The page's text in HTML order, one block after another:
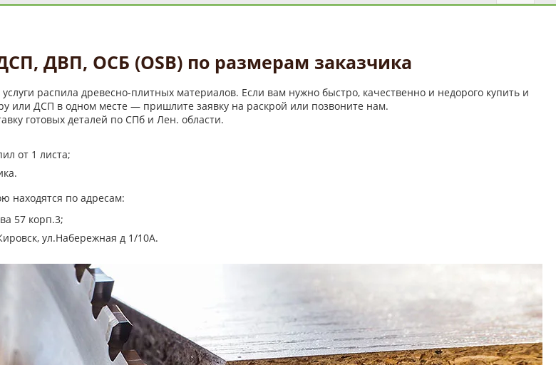
ДВП, ОСБ (OSB) по размерам заказчика
распила древесно-плитных материалов. Если вам нужно быстро, качественно и недорого купить и
или ДСП в одном месте — пришлите заявку на раскрой или позвоните нам.
готовых деталей по СПб и Лен. области.
от 1 листа;
находятся по адресам:
57 корп.3;
ул.Набережная д 1/10А.